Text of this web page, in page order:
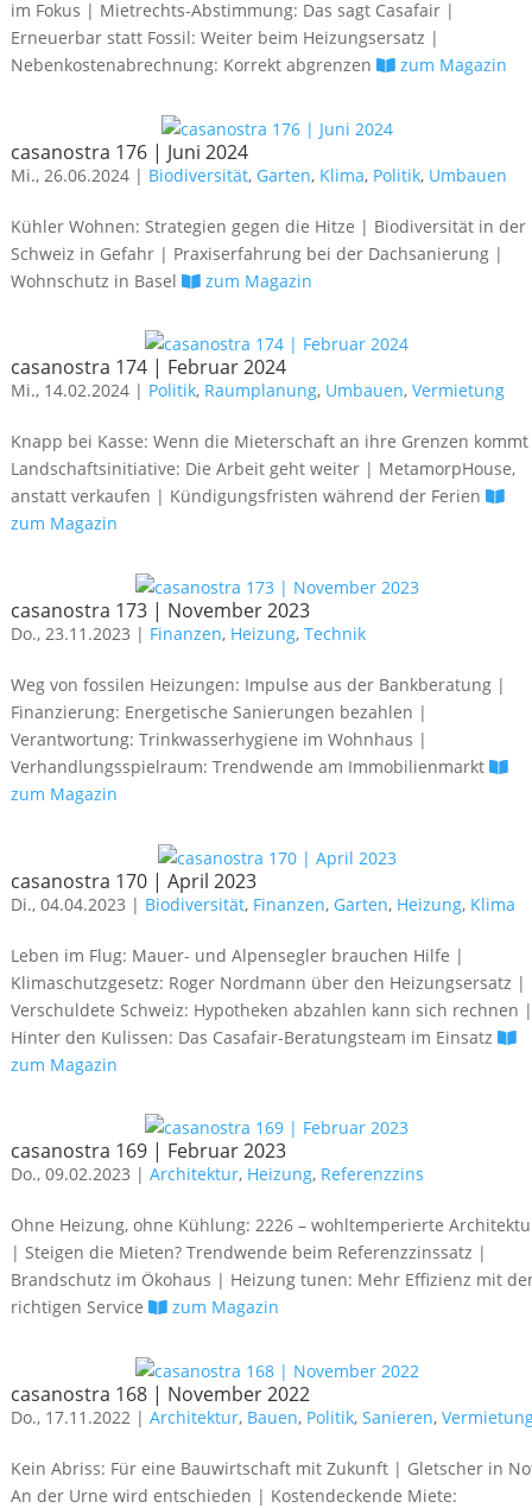
im Fokus | Mietrechts-Abstimmung: Das sagt Casafair |
Erneuerbar statt Fossil: Weiter beim Heizungsersatz |
Nebenkostenabrechnung: Korrekt abgrenzen
zum Magazin
casanostra 176 | Juni 2024
Mi., 26.06.2024 | Biodiversität, Garten, Klima, Politik, Umbauen
Kühler Wohnen: Strategien gegen die Hitze | Biodiversität in der
Schweiz in Gefahr | Praxiserfahrung bei der Dachsanierung |
Wohnschutz in Basel
zum Magazin
casanostra 174 | Februar 2024
Mi., 14.02.2024 | Politik, Raumplanung, Umbauen, Vermietung
Knapp bei Kasse: Wenn die Mieterschaft an ihre Grenzen
Landschaftsinitiative: Die Arbeit geht weiter | MetamorpHouse,
anstatt verkaufen | Kündigungsfristen während der Ferien
zum Magazin
casanostra 173 | November 2023
Do., 23.11.2023 | Finanzen, Heizung, Technik
Weg von fossilen Heizungen: Impulse aus der Bankberatung |
Finanzierung: Energetische Sanierungen bezahlen |
Verantwortung: Trinkwasserhygiene im Wohnhaus |
Verhandlungsspielraum: Trendwende am Immobilienmarkt
zum Magazin
casanostra 170 | April 2023
Di., 04.04.2023 | Biodiversität, Finanzen, Garten, Heizung, Klima
Leben im Flug: Mauer- und Alpensegler brauchen Hilfe |
Klimaschutzgesetz: Roger Nordmann über den Heizungsersatz |
Verschuldete Schweiz: Hypotheken abzahlen kann sich rechnen |
Hinter den Kulissen: Das Casafair-Beratungsteam im Einsatz
zum Magazin
casanostra 169 | Februar 2023
Do., 09.02.2023 | Architektur, Heizung, Referenzzins
Ohne Heizung, ohne Kühlung: 2226 – wohltemperierte
| Steigen die Mieten? Trendwende beim Referenzzinssatz |
Brandschutz im Ökohaus | Heizung tunen: Mehr Effizienz mit
richtigen Service
zum Magazin
casanostra 168 | November 2022
Do., 17.11.2022 | Architektur, Bauen, Politik, Sanieren,
Kein Abriss: Für eine Bauwirtschaft mit Zukunft | Gletscher in
An der Urne wird entschieden | Kostendeckende Miete: